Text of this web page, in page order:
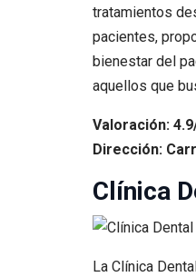
tratamientos
pacientes,
bienestar del
aquellos que
Valoración:
Dirección:
Clínica
La Clínica